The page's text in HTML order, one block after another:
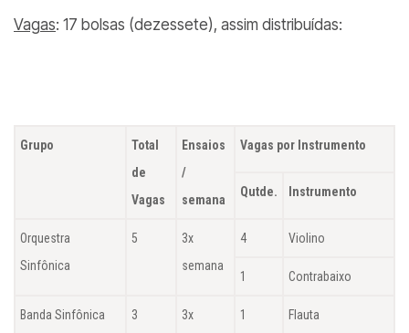
Vagas: 17 bolsas (dezessete), assim distribuídas:
Grupo
Total
de
Vagas
Ensaios
/
semana
Vagas por Instrumento
Qutde. Instrumento
Orquestra
Sinfônica
5
3x
semana
4 Violino
1 Contrabaixo
Banda Sinfônica 3
3x
1 Flauta